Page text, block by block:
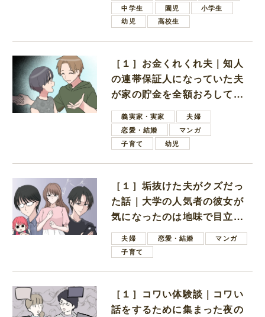
中学生
園児
小学生
幼児
高校生
［１］お金くれくれ夫｜知人
の連帯保証人になっていた夫
が家の貯金を全額おろしてほ
しいと言ってきた
義実家・実家
夫婦
恋愛・結婚
マンガ
子育て
幼児
［１］垢抜けた夫がクズだっ
た話｜大学の人気者の彼女が
気になったのは地味で目立た
ない男子学生
夫婦 恋愛・結婚
マンガ
子育て
［１］コワい体験談｜コワい
話をするために集まった夜の